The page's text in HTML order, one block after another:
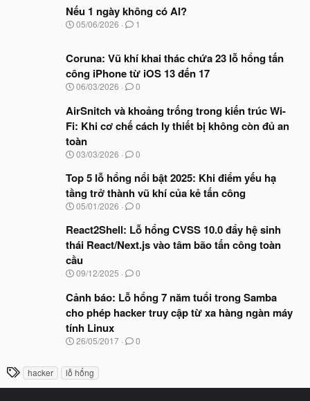
Nếu 1 ngày không có AI?
N
y
ắ
t
ầ
u
05/06/2026 1
Coruna: Vũ khí khai thác chứa 23 lỗ hổng tấn
công iPhone từ iOS 13 đến 17
N
à
y
b
ắ
t
ầ
u
06/03/2026 0
AirSnitch và khoảng trống trong kiến trúc Wi-
Fi: Khi cơ chế cách ly thiết bị không còn đủ an
toàn
N
à
y
b
ắ
đ
ầ
u
03/03/2026 0
Top 5 lỗ hổng nổi bật 2025: Khi điểm yếu hạ
tầng trở thành vũ khí của kẻ tấn công
N
à
b
ắ
t
ầ
u
05/01/2026 0
React2Shell: Lỗ hổng CVSS 10.0 đẩy hệ sinh
thái React/Next.js vào tâm bão tấn công toàn
cầu
N
à
y
b
ắ
t
u
09/12/2025 0
Cảnh báo: Lỗ hổng 7 năm tuổi trong Samba
cho phép hacker truy cập từ xa hàng ngàn máy
tính Linux
N
y
26/05/2017 0
T
h
hacker lỗ hổng